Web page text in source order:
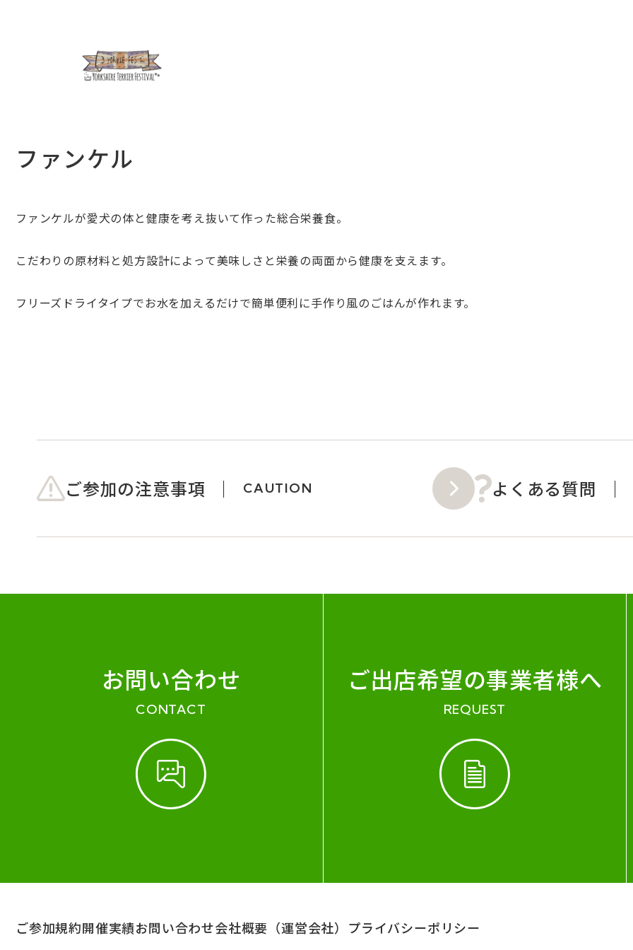
ファンケル
ファンケルが愛犬の体と健康を考え抜いて作った総合栄養食。
こだわりの原材料と処方設計によって美味しさと栄養の両面から健康を支えます。
フリーズドライタイプでお水を加えるだけで簡単便利に手作り風のごはんが作れます。
ご参加の注意事項 CAUTION よくある質問
お問い合わせ
CONTACT
ご出店希望の事業者様へ
REQUEST
ご参加規約開催実績お問い合わせ会社概要（運営会社） プライバシーポリシー